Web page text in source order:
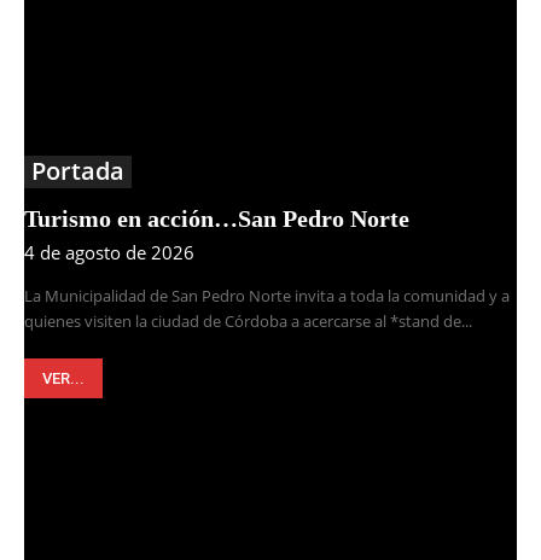
Portada
Turismo en acción…San Pedro Norte
4 de agosto de 2026
La Municipalidad de San Pedro Norte invita a toda la comunidad y a
quienes visiten la ciudad de Córdoba a acercarse al *stand de...
VER...